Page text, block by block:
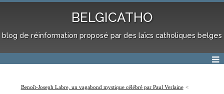
BELGICATHO
blog de réinformation proposé par des laïcs catholiques belges
Benoît-Joseph Labre, un vagabond mystique célébré par Paul Verlaine